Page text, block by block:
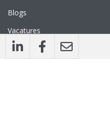
Blogs
Vacatures
Nieuwsbrief